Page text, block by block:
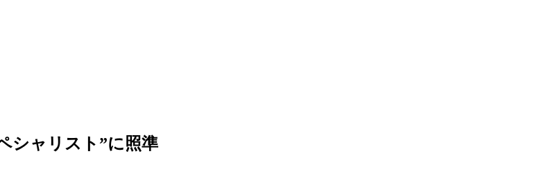
シャリスト”に照準